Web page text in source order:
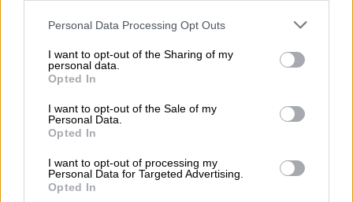
Please note that this website/app uses one or more Google
not limited to your visit or usage behaviour. You may click to
grant or deny consent to Google and its third-party tags to
use your data for below specified purposes in below Google
consent section.
Personal Data Processing Opt Outs
I want to opt-out of the Sharing of my
personal data.
Opted In
I want to opt-out of the Sale of my
Personal Data.
Opted In
I want to opt-out of processing my
Personal Data for Targeted Advertising.
Opted In